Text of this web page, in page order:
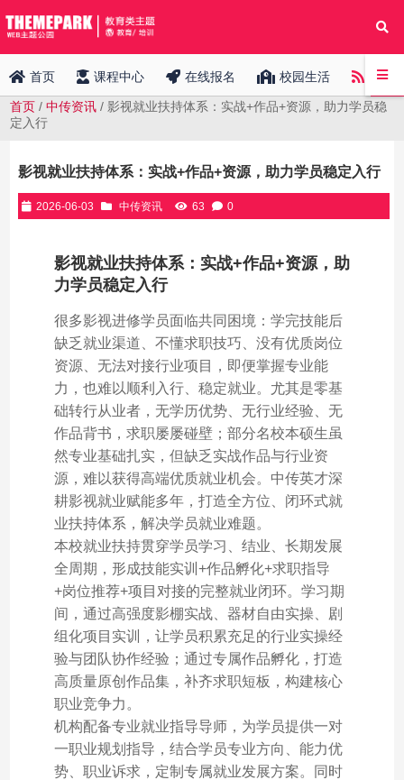
首页 课程中心 在线报名 校园生活 中传
首页 /中传资讯 / 影视就业扶持体系：实战+作品+资源，助力学员稳
定入行
影视就业扶持体系：实战+作品+资源，助力学员稳定入行
2026-06-03 中传资讯 63 0
影视就业扶持体系：实战+作品+资源，助
力学员稳定入行
很多影视进修学员面临共同困境：学完技能后
缺乏就业渠道、不懂求职技巧、没有优质岗位
资源、无法对接行业项目，即便掌握专业能
力，也难以顺利入行、稳定就业。尤其是零基
础转行从业者，无学历优势、无行业经验、无
作品背书，求职屡屡碰壁；部分名校本硕生虽
然专业基础扎实，但缺乏实战作品与行业资
源，难以获得高端优质就业机会。中传英才深
耕影视就业赋能多年，打造全方位、闭环式就
业扶持体系，解决学员就业难题。
本校就业扶持贯穿学员学习、结业、长期发展
全周期，形成技能实训+作品孵化+求职指导
+岗位推荐+项目对接的完整就业闭环。学习期
间，通过高强度影棚实战、器材自由实操、剧
组化项目实训，让学员积累充足的行业实操经
验与团队协作经验；通过专属作品孵化，打造
高质量原创作品集，补齐求职短板，构建核心
职业竞争力。
机构配备专业就业指导导师，为学员提供一对
一职业规划指导，结合学员专业方向、能力优
势、职业诉求，定制专属就业发展方案。同时